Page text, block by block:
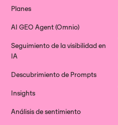
Planes
AI GEO Agent (Omnio)
Seguimiento de la visibilidad en
IA
Descubrimiento de Prompts
Insights
Análisis de sentimiento